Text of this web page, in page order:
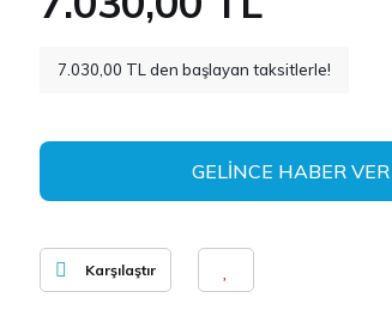
7.030,00 TL den başlayan taksitlerle!
GELİNCE HABER VER
Karşılaştır